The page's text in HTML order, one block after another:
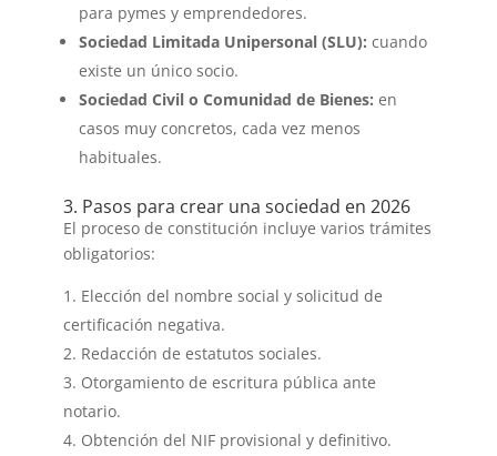
para pymes y emprendedores.
Sociedad Limitada Unipersonal (SLU): cuando
existe un único socio.
Sociedad Civil o Comunidad de Bienes: en
casos muy concretos, cada vez menos
habituales.
3. Pasos para crear una sociedad en 2026
El proceso de constitución incluye varios trámites
obligatorios:
Elección del nombre social y solicitud de
certificación negativa.
Redacción de estatutos sociales.
Otorgamiento de escritura pública ante
notario.
Obtención del NIF provisional y definitivo.